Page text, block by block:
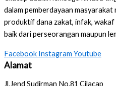
dalam pemberdayaan masyarakat
produktif dana zakat, infak, wakaf
baik dari perseorangan maupun
Facebook Instagram Youtube
Alamat
Jl.Jend Sudirman No.81 Cilacap